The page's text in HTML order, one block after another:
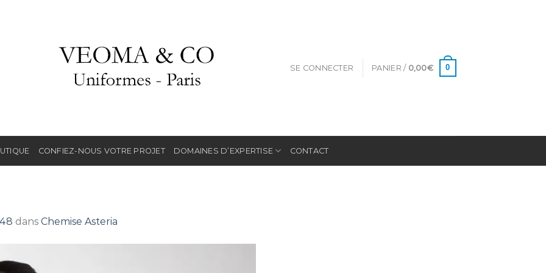
SE CONNECTER PANIER / 0,00€ 0
CONFIEZ-NOUS VOTRE PROJET DOMAINES D’EXPERTISE CONTACT
dans Chemise Asteria